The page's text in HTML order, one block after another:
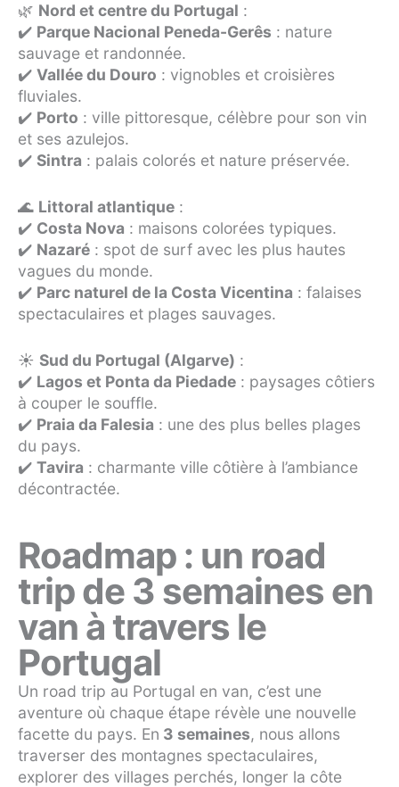
🌿 Nord et centre du Portugal :
✔️ Parque Nacional Peneda-Gerês : nature
sauvage et randonnée.
✔️ Vallée du Douro : vignobles et croisières
fluviales.
✔️ Porto : ville pittoresque, célèbre pour son vin
et ses azulejos.
✔️ Sintra : palais colorés et nature préservée.
🌊 Littoral atlantique :
✔️ Costa Nova : maisons colorées typiques.
✔️ Nazaré : spot de surf avec les plus hautes
vagues du monde.
✔️ Parc naturel de la Costa Vicentina : falaises
spectaculaires et plages sauvages.
☀️ Sud du Portugal (Algarve) :
✔️ Lagos et Ponta da Piedade : paysages côtiers
à couper le souffle.
✔️ Praia da Falesia : une des plus belles plages
du pays.
✔️ Tavira : charmante ville côtière à l’ambiance
décontractée.
Roadmap : un road
trip de 3 semaines en
van à travers le
Portugal
Un road trip au Portugal en van, c’est une
aventure où chaque étape révèle une nouvelle
facette du pays. En 3 semaines, nous allons
traverser des montagnes spectaculaires,
explorer des villages perchés, longer la côte